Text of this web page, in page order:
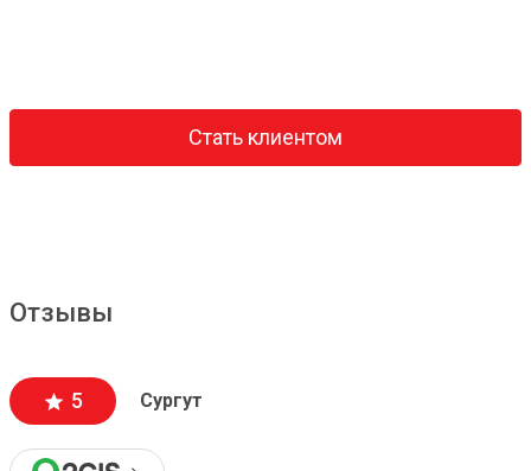
Стать клиентом
Отзывы
5 Сургут